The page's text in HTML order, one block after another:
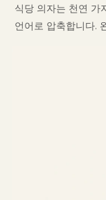
식당 의자는 천연 가
언어로 압축합니다.